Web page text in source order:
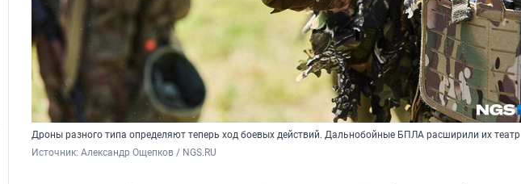
Дроны разного типа определяют теперь ход боевых действий. Дальнобойные БПЛА расширили их театр
Источник: Александр Ощепков / NGS.RU